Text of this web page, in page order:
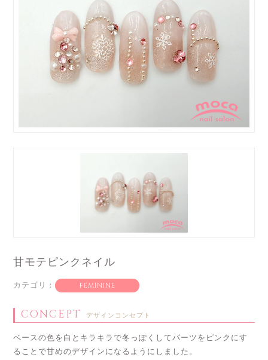
甘モテピンクネイル
カテゴリ： FEMININE
CONCEPT デザインコンセプト
ベースの色を白とキラキラで冬っぽくしてパーツをピンクにす
ることで甘めのデザインになるようにしました。